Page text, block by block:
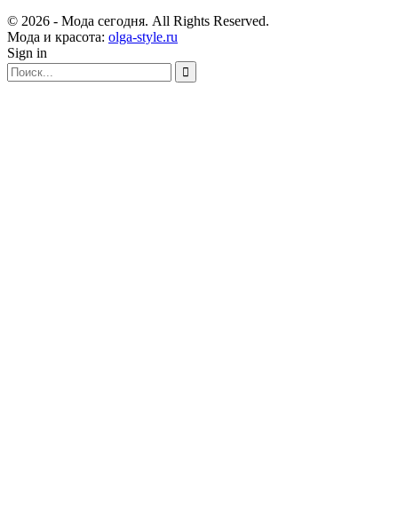
© 2026 - Мода сегодня. All Rights Reserved.
Мода и красота: olga-style.ru
Sign in